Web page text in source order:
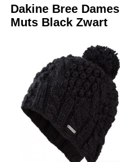
Dakine Bree Dames
Muts Black Zwart